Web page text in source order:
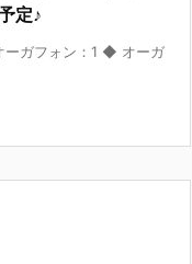
定♪
ーガフォン：1 ◆ オーガ